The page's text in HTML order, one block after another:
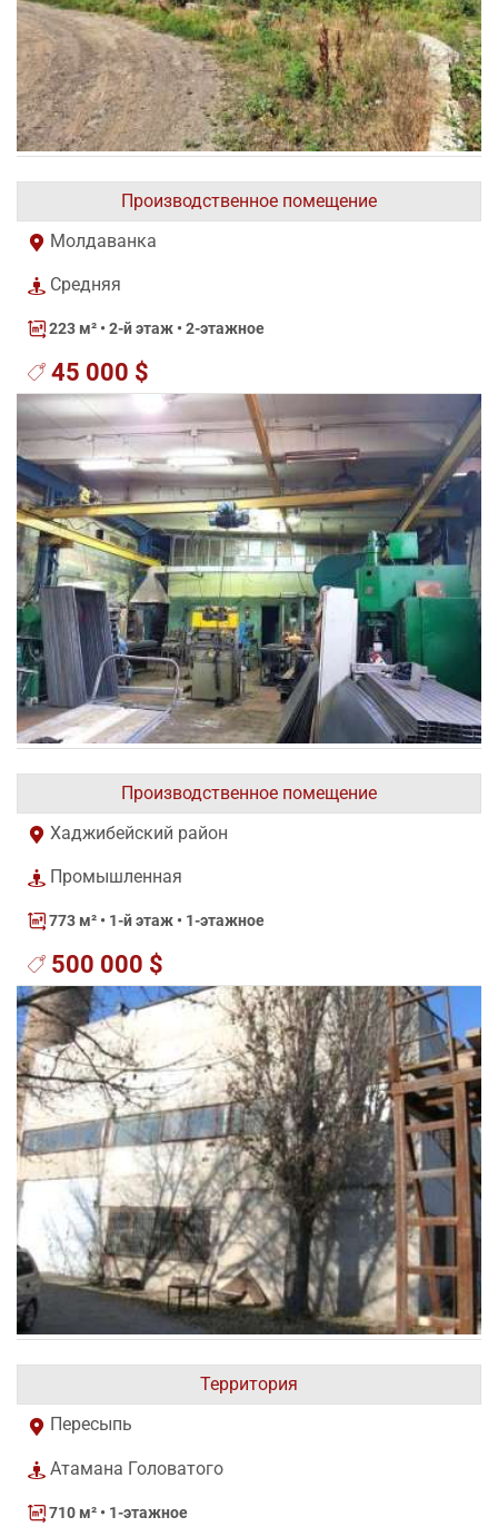
Производственное помещение
Молдаванка
Средняя
223 м² • 2-й этаж • 2-этажное
45 000 $
Производственное помещение
Хаджибейский район
Промышленная
773 м² • 1-й этаж • 1-этажное
500 000 $
Территория
Пересыпь
Атамана Головатого
710 м² • 1-этажное